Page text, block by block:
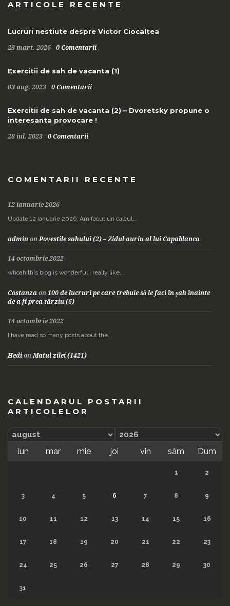
ARTICOLE RECENTE
Lucruri nestiute despre Victor Ciocaltea
23 mart. 2026 0 Comentarii
Exercitii de sah de vacanta (1)
03 aug. 2023 0 Comentarii
Exercitii de sah de vacanta (2) – Dvoretsky propune o
interesanta provocare !
28 iul. 2023 0 Comentarii
COMENTARII RECENTE
12 ianuarie 2026
Update 12 ianuarie 2026: Am facut un calcul...
admin onPovestile sahului (2) – Zidul auriu al lui Capablanca
14 octombrie 2022
whoah this blog is wonderful i really like...
Costanza on 100 de lucruri pe care trebuie să le faci în şah înainte
de a fi prea târziu (6)
14 octombrie 2022
I have read so many posts about the...
Hedi onMatul zilei (1421)
CALENDARUL POSTARII
ARTICOLELOR
lun mar mie joi vin sâm Dum
1 2
3 4 5 6 7 8 9
10 11 12 13 14 15 16
17 18 19 20 21 22 23
24 25 26 27 28 29 30
31